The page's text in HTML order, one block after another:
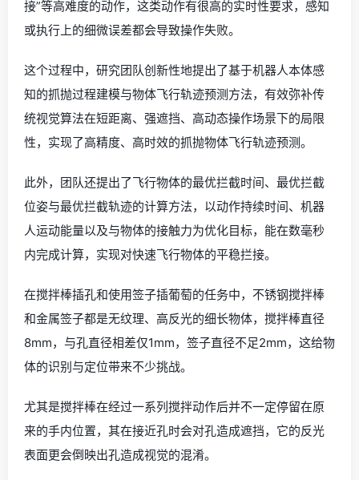
接”等高难度的动作，这类动作有很高的实时性要求，感知
或执行上的细微误差都会导致操作失败。
这个过程中，研究团队创新性地提出了基于机器人本体感
知的抓抛过程建模与物体飞行轨迹预测方法，有效弥补传
统视觉算法在短距离、强遮挡、高动态操作场景下的局限
性，实现了高精度、高时效的抓抛物体飞行轨迹预测。
此外，团队还提出了飞行物体的最优拦截时间、最优拦截
位姿与最优拦截轨迹的计算方法，以动作持续时间、机器
人运动能量以及与物体的接触力为优化目标，能在数毫秒
内完成计算，实现对快速飞行物体的平稳拦接。
在搅拌棒插孔和使用签子插葡萄的任务中，不锈钢搅拌棒
和金属签子都是无纹理、高反光的细长物体，搅拌棒直径
8mm，与孔直径相差仅1mm，签子直径不足2mm，这给物
体的识别与定位带来不少挑战。
尤其是搅拌棒在经过一系列搅拌动作后并不一定停留在原
来的手内位置，其在接近孔时会对孔造成遮挡，它的反光
表面更会倒映出孔造成视觉的混淆。